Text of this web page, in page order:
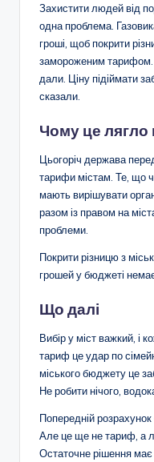
Захистити людей від
одна проблема.
гроші, щоб покрити
замороженим
дали. Ціну підіймати
сказали.
Чому це лягло
Цьогоріч держава
тарифи містам. Те, що
мають вирішувати
разом із правом на
проблеми.
Покрити різницю з
грошей у бюджеті
Що далі
Вибір у міст важкий, і
тариф це удар по
міського бюджету це
Не робити нічого,
Попередній
Але це ще не тариф, а
Остаточне рішення